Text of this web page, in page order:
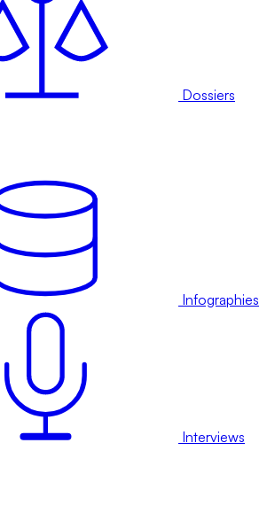
Dossiers
Infographies
Interviews